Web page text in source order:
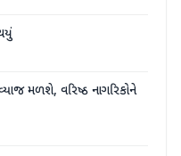
મળશે, વરિષ્ઠ નાગરિકોને